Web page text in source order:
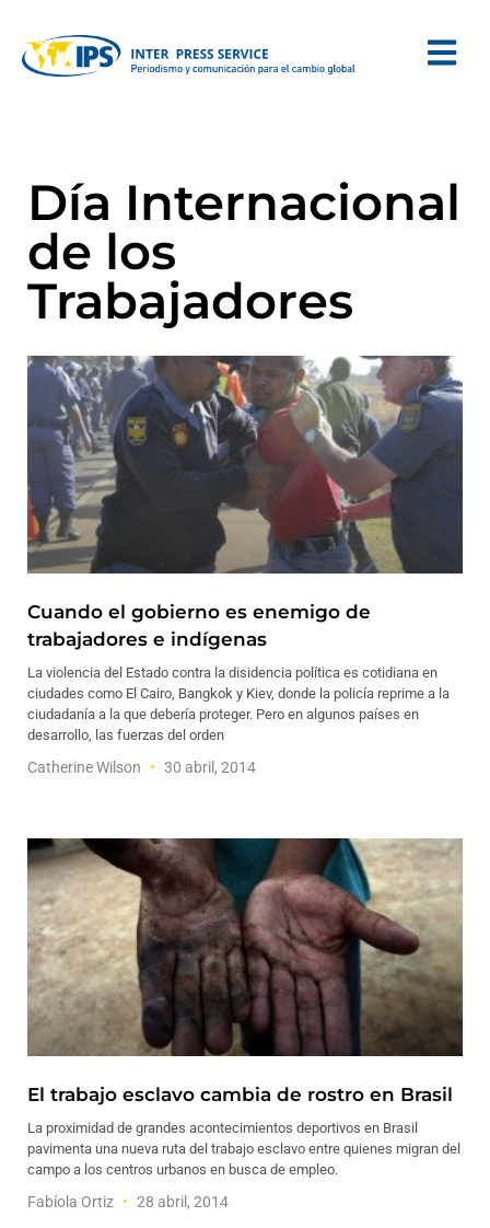
Día Internacional
de los
Trabajadores
Cuando el gobierno es enemigo de
trabajadores e indígenas
La violencia del Estado contra la disidencia política es cotidiana en
ciudades como El Cairo, Bangkok y Kiev, donde la policía reprime a la
ciudadanía a la que debería proteger. Pero en algunos países en
desarrollo, las fuerzas del orden
Catherine Wilson 30 abril, 2014
El trabajo esclavo cambia de rostro en Brasil
La proximidad de grandes acontecimientos deportivos en Brasil
pavimenta una nueva ruta del trabajo esclavo entre quienes migran del
campo a los centros urbanos en busca de empleo.
Fabíola Ortiz 28 abril, 2014